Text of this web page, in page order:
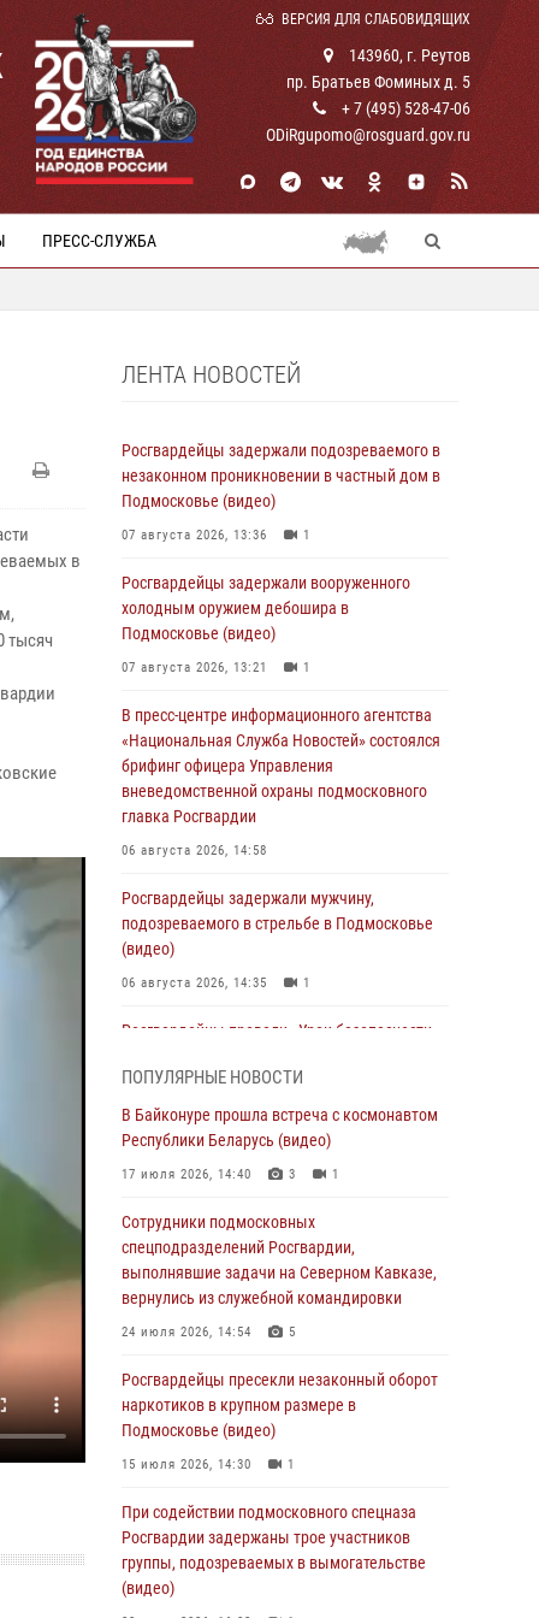
ВЕРСИЯ ДЛЯ СЛАБОВИДЯЩИХ
143960, г. Реутов
пр. Братьев Фоминых д. 5
+ 7 (495) 528-47-06
ODiRgupomo@rosguard.gov.ru
ПРЕСС-СЛУЖБА
в
тысяч
ЛЕНТА НОВОСТЕЙ
Росгвардейцы задержали подозреваемого в
незаконном проникновении в частный дом в
Подмосковье (видео)
07 августа 2026, 13:36 1
Росгвардейцы задержали вооруженного
холодным оружием дебошира в
Подмосковье (видео)
07 августа 2026, 13:21 1
В пресс-центре информационного агентства
«Национальная Служба Новостей» состоялся
брифинг офицера Управления
вневедомственной охраны подмосковного
главка Росгвардии
06 августа 2026, 14:58
Росгвардейцы задержали мужчину,
подозреваемого в стрельбе в Подмосковье
(видео)
06 августа 2026, 14:35 1
Росгвардейцы провели «Урок безопасности»
При содействии подмосковного спецназа
Росгвардии задержаны подозреваемые в
изготовлении поддельных документов
05 августа 2026, 15:48 1
Сотрудники спецподразделения
отработали навыки огневой подготовки на
04 августа 2026, 12:21
выезжали по сигналам «Тревога» с
охраняемых объектов в Подмосковье
04 августа 2026, 12:15
ПОПУЛЯРНЫЕ НОВОСТИ
В Байконуре прошла встреча с космонавтом
Республики Беларусь (видео)
17 июля 2026, 14:40 3 1
Сотрудники подмосковных
спецподразделений Росгвардии,
выполнявшие задачи на Северном Кавказе,
вернулись из служебной командировки
24 июля 2026, 14:54 5
Росгвардейцы пресекли незаконный оборот
наркотиков в крупном размере в
Подмосковье (видео)
15 июля 2026, 14:30 1
При содействии подмосковного спецназа
Росгвардии задержаны трое участников
группы, подозреваемых в вымогательстве
(видео)